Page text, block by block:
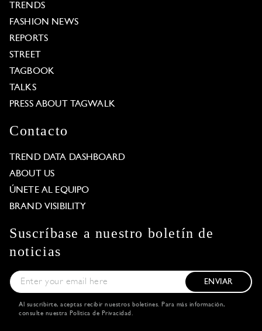
TRENDS
FASHION NEWS
REPORTS
STREET
TAGBOOK
TALKS
PRESS ABOUT TAGWALK
Contacto
TREND DATA DASHBOARD
ABOUT US
ÚNETE AL EQUIPO
BRAND VISIBILITY
Suscríbase a nuestro boletín de
noticias
ENVIAR
Al suscribirte, aceptas recibir nuestros boletines. Para más información,
consulte nuestra Política de Privacidad .